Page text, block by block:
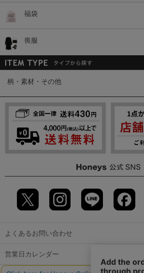
福袋
喪服
柄・素材・その他
よくあるお問い合わせ
営業日カレンダー